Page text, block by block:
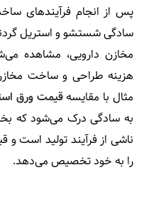
پس از انجام فرآیندهای
سادگی شستشو و استریل
مخازن دارویی، مشاهده
هزینه طراحی و ساخت
مثال با مقایسهقیمت ورق
به سادگی درک می‌شود که
ناشی از فرآیند تولید است
را به خود تخصیص می‌دهد.